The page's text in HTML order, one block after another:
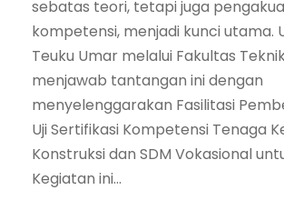
sebatas teori, tetapi juga
kompetensi, menjadi kunci utama.
Teuku Umar melalui Fakultas
menjawab tantangan ini dengan
menyelenggarakan Fasilitasi
Uji Sertifikasi Kompetensi Tenaga
Konstruksi dan SDM Vokasional
Kegiatan ini...